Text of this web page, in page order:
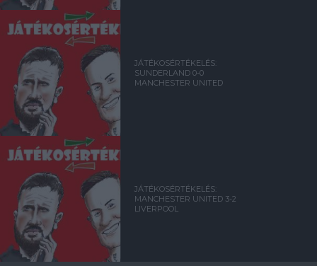
JÁTÉKOSÉRTÉKELÉS:
SUNDERLAND 0-0
MANCHESTER UNITED
JÁTÉKOSÉRTÉKELÉS:
MANCHESTER UNITED 3-2
LIVERPOOL